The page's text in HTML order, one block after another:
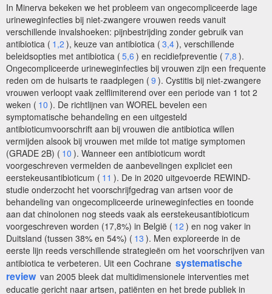
In Minerva bekeken we het probleem van ongecompliceerde lage
urineweginfecties bij niet-zwangere vrouwen reeds vanuit
verschillende invalshoeken: pijnbestrijding zonder gebruik van
antibiotica ( 1,2 ), keuze van antibiotica ( 3,4), verschillende
beleidsopties met antibiotica ( 5,6 ) en recidiefpreventie ( 7,8 ).
Ongecompliceerde urineweginfecties bij vrouwen zijn een frequente
reden om de huisarts te raadplegen ( 9 ). Cystitis bij niet-zwangere
vrouwen verloopt vaak zelflimiterend over een periode van 1 tot 2
weken ( 10 ). De richtlijnen van WOREL bevelen een
symptomatische behandeling en een uitgesteld
antibioticumvoorschrift aan bij vrouwen die antibiotica willen
vermijden alsook bij vrouwen met milde tot matige symptomen
(GRADE 2B) ( 10 ). Wanneer een antibioticum wordt
voorgeschreven vermelden de aanbevelingen expliciet een
eerstekeusantibioticum ( 11 ). De in 2020 uitgevoerde REWIND-
studie onderzocht het voorschrijfgedrag van artsen voor de
behandeling van ongecompliceerde urineweginfecties en toonde
aan dat chinolonen nog steeds vaak als eerstekeusantibioticum
voorgeschreven worden (17,8%) in België ( 12 ) en nog vaker in
Duitsland (tussen 38% en 54%) ( 13 ). Men exploreerde in de
eerste lijn reeds verschillende strategieën om het voorschrijven van
antibiotica te verbeteren. Uit een Cochrane systematische
review van 2005 bleek dat multidimensionele interventies met
educatie gericht naar artsen, patiënten en het brede publiek in